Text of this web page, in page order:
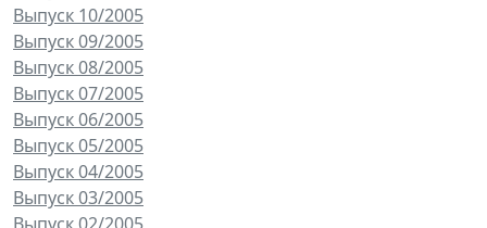
Выпуск 10/2005
Выпуск 09/2005
Выпуск 08/2005
Выпуск 07/2005
Выпуск 06/2005
Выпуск 05/2005
Выпуск 04/2005
Выпуск 03/2005